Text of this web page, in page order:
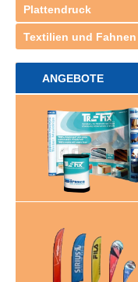
Plattendruck
Textilien und Fahnen
ANGEBOTE